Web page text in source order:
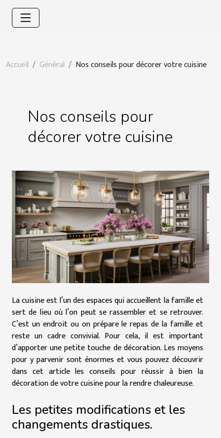
Accueil Général Nos conseils pour décorer votre cuisine
Nos conseils pour
décorer votre cuisine
La cuisine est l’un des espaces qui accueillent la famille et
sert de lieu où l’on peut se rassembler et se retrouver.
C’est un endroit ou on prépare le repas de la famille et
reste un cadre convivial. Pour cela, il est important
d’apporter une petite touche de décoration. Les moyens
pour y parvenir sont énormes et vous pouvez découvrir
dans cet article les conseils pour réussir à bien la
décoration de votre cuisine pour la rendre chaleureuse.
Les petites modifications et les
changements drastiques.